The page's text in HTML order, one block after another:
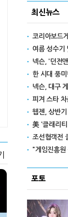
최신뉴스
넥슨, 대구
포토